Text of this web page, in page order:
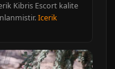
Kibris Escort kalite
Icerik